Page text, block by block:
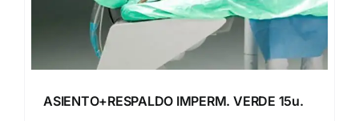
ASIENTO+RESPALDO IMPERM. VERDE 15u.